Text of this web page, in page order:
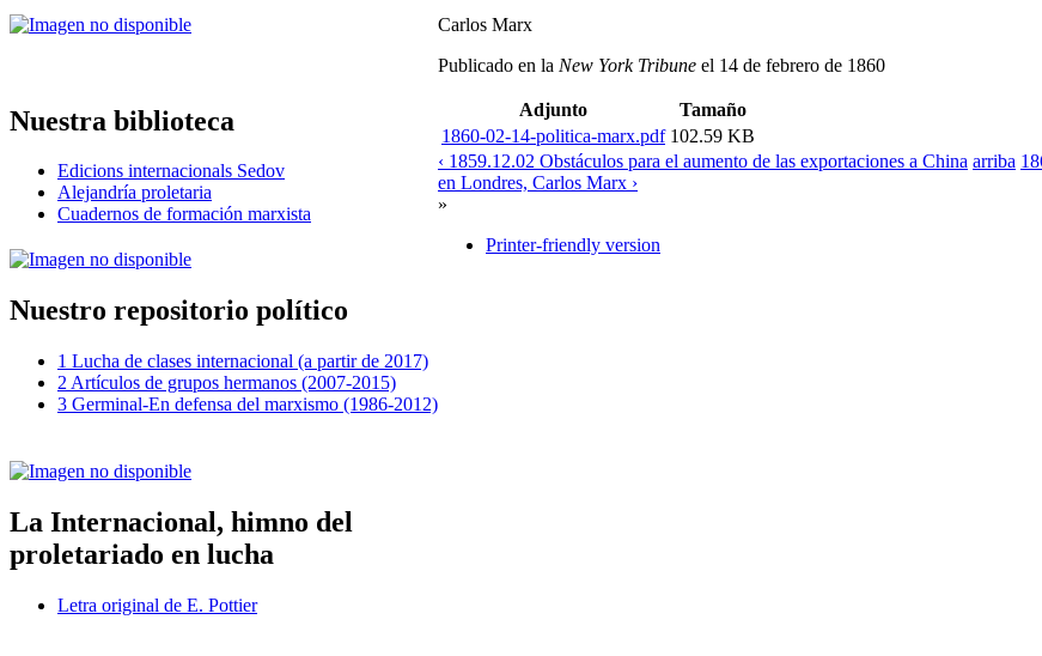
Nuestra biblioteca
Edicions internacionals Sedov
Alejandría proletaria
Cuadernos de formación marxista
Nuestro repositorio político
1 Lucha de clases internacional (a partir de 2017)
2 Artículos de grupos hermanos (2007-2015)
3 Germinal-En defensa del marxismo (1986-2012)
La Internacional, himno del
proletariado en lucha
Letra original de E. Pottier
Carlos Marx
Publicado en la New York Tribune el 14 de febrero de 1860
Adjunto
Tamaño
1860-02-14-politica-marx.pdf 102.59 KB
‹ 1859.12.02 Obstáculos para el aumento de las exportaciones a China arriba
en Londres, Carlos Marx ›
»
Printer-friendly version